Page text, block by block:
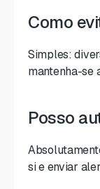
Como
Simples:
mantenha-se
Posso
si e enviar